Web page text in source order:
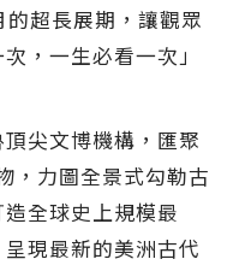
超長展期，讓觀眾
，一生必看一次」
尖文博機構，匯聚
，力圖全景式勾勒古
全球史上規模最
現最新的美洲古代